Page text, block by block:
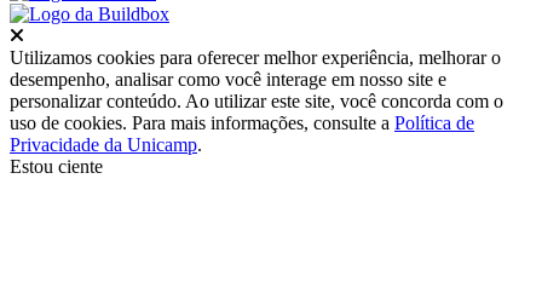
Utilizamos cookies para oferecer melhor experiência, melhorar o
desempenho, analisar como você interage em nosso site e
personalizar conteúdo. Ao utilizar este site, você concorda com o
uso de cookies. Para mais informações, consulte a Política de
Privacidade da Unicamp.
Estou ciente